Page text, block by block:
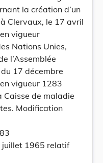
la création d’un
Clervaux, le 17 avril
vigueur
Nations Unies,
l’Assemblée
17 décembre
vigueur 1283
de maladie
Modification
juillet 1965 relatif